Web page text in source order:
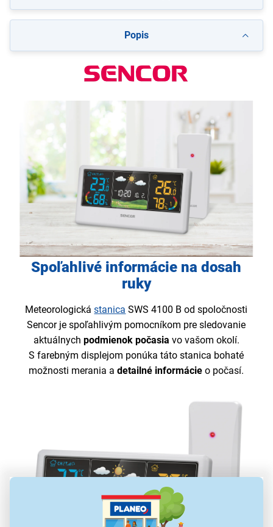
Popis
Spoľahlivé informácie na dosah
ruky
Meteorologickástanica SWS 4100 B od spoločnosti
Sencor je spoľahlivým pomocníkom pre sledovanie
aktuálnych podmienok počasia vo vašom okolí.
S farebným displejom ponúka táto stanica bohaté
možnosti merania a detailné informácie o počasí.